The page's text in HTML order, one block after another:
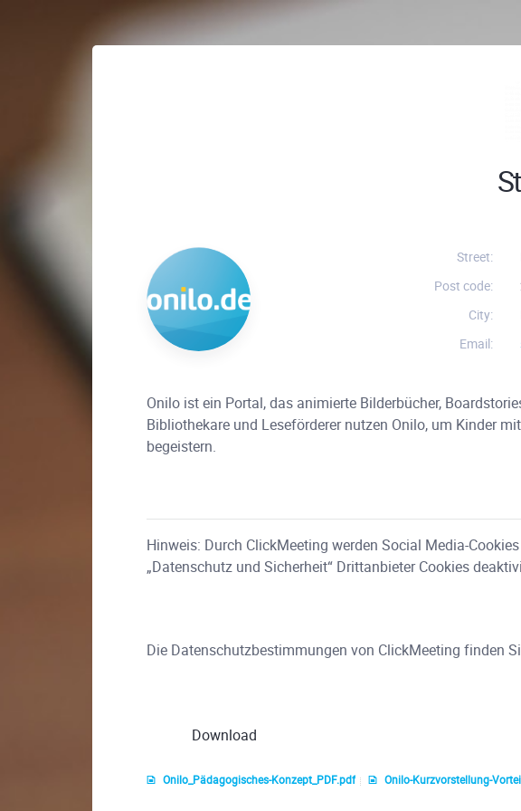
Street:
Post code:
City:
Email:
Onilo ist ein Portal, das animierte Bilderbücher,
Bibliothekare und Leseförderer nutzen Onilo, um Kinder
begeistern.
Hinweis: Durch ClickMeeting werden Social Media-
„Datenschutz und Sicherheit“ Drittanbieter Cookies
Die Datenschutzbestimmungen von ClickMeeting finden
Download
Onilo_Pädagogisches-Konzept_PDF.pdf Onilo-Kurzvorstellung-